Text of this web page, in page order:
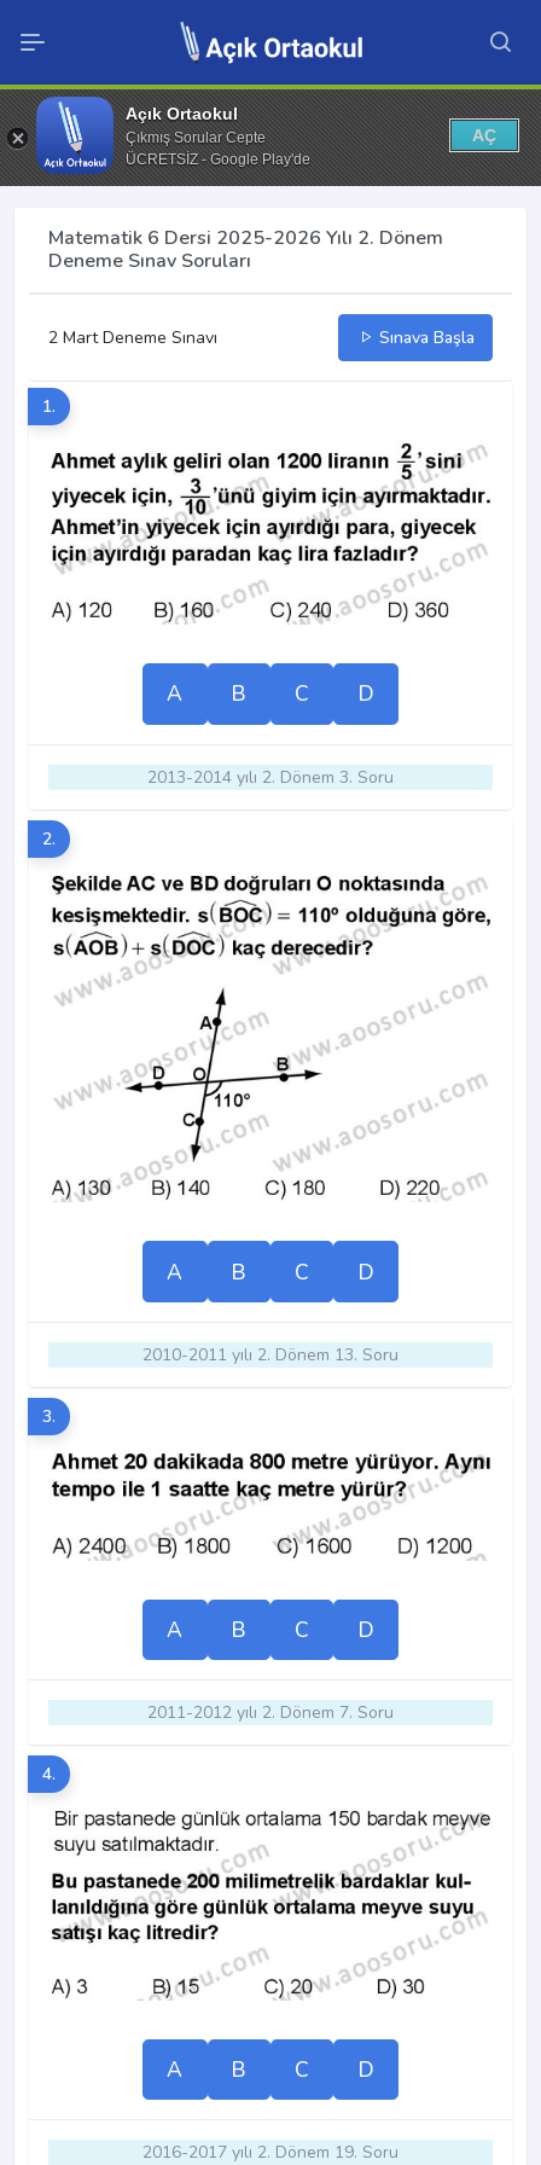
Açık Ortaokul
Çıkmış Sorular Cepte
ÜCRETSİZ - Google Play'de
AÇ
Matematik 6 Dersi 2025-2026 Yılı 2. Dönem
Deneme Sınav Soruları
2 Mart Deneme Sınavı Sınava Başla
1.
A B C D
2013-2014 yılı 2. Dönem 3. Soru
2.
A B C D
2010-2011 yılı 2. Dönem 13. Soru
3.
A B C D
2011-2012 yılı 2. Dönem 7. Soru
4.
A B C D
2016-2017 yılı 2. Dönem 19. Soru